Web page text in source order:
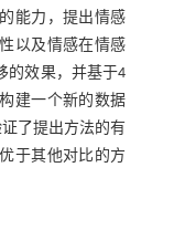
能力，提出情感
以及情感在情感
的效果，并基于4
建一个新的数据
证了提出方法的有
于其他对比的方